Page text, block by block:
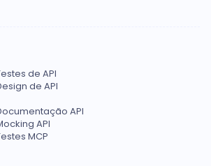
de API
de API
API
API
MCP